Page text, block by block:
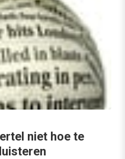
niet hoe te